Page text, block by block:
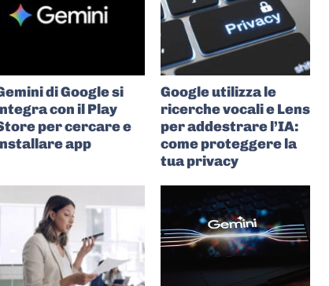
di Google si
con il Play
per cercare e
app
Google utilizza le
ricerche vocali e Lens
per addestrare l’IA:
come proteggere la
tua privacy